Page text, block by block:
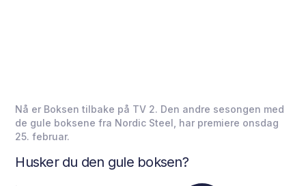
Nå er Boksen tilbake på TV 2. Den andre sesongen med
de gule boksene fra Nordic Steel, har premiere onsdag
25. februar.
Husker du den gule boksen?